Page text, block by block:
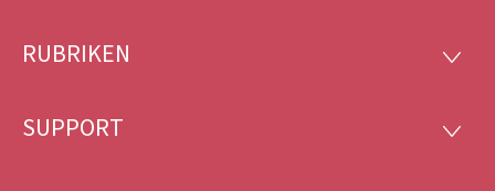
Footer
RUBRIKEN
SUPPORT